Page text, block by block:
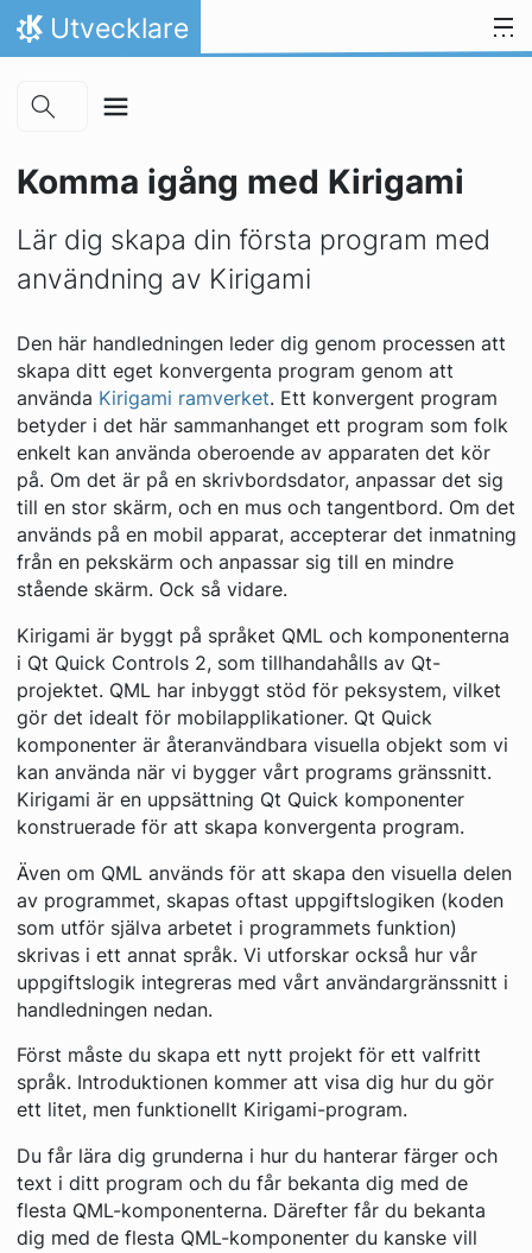
Skip to main content
Gå till innehåll
Hem
Utvecklare
Komma igång med Kirigami
Lär dig skapa din första program med
användning av Kirigami
Den här handledningen leder dig genom processen att
skapa ditt eget konvergenta program genom att
använda Kirigami ramverket. Ett konvergent program
betyder i det här sammanhanget ett program som folk
enkelt kan använda oberoende av apparaten det kör
på. Om det är på en skrivbordsdator, anpassar det sig
till en stor skärm, och en mus och tangentbord. Om det
används på en mobil apparat, accepterar det inmatning
från en pekskärm och anpassar sig till en mindre
stående skärm. Ock så vidare.
Kirigami är byggt på språket QML och komponenterna
i Qt Quick Controls 2, som tillhandahålls av Qt-
projektet. QML har inbyggt stöd för peksystem, vilket
gör det idealt för mobilapplikationer. Qt Quick
komponenter är återanvändbara visuella objekt som vi
kan använda när vi bygger vårt programs gränssnitt.
Kirigami är en uppsättning Qt Quick komponenter
konstruerade för att skapa konvergenta program.
Även om QML används för att skapa den visuella delen
av programmet, skapas oftast uppgiftslogiken (koden
som utför själva arbetet i programmets funktion)
skrivas i ett annat språk. Vi utforskar också hur vår
uppgiftslogik integreras med vårt användargränssnitt i
handledningen nedan.
Först måste du skapa ett nytt projekt för ett valfritt
språk. Introduktionen kommer att visa dig hur du gör
ett litet, men funktionellt Kirigami-program.
Du får lära dig grunderna i hur du hanterar färger och
text i ditt program och du får bekanta dig med de
flesta QML-komponenterna. Därefter får du bekanta
dig med de flesta QML-komponenter du kanske vill